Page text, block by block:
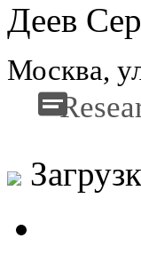
Деев
Москва,